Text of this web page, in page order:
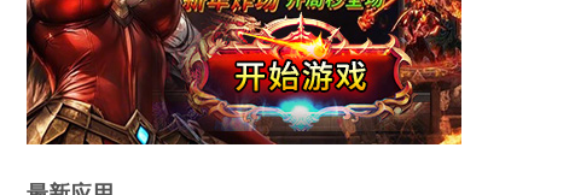
三国志2安卓光荣汉化版 v2.6
三国志2安卓光荣汉化版是一款经典的街机游戏，由卡普空（Capcom）于1991年推出。游戏以中国历史上的三国时代为背景，玩家可以选择扮演三国时期的各位名将，参与激烈的战斗和政治斗争。